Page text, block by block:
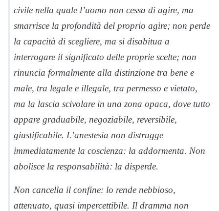
civile nella quale l’uomo non cessa di agire, ma
smarrisce la profondità del proprio agire; non perde
la capacità di scegliere, ma si disabitua a
interrogare il significato delle proprie scelte; non
rinuncia formalmente alla distinzione tra bene e
male, tra legale e illegale, tra permesso e vietato,
ma la lascia scivolare in una zona opaca, dove tutto
appare graduabile, negoziabile, reversibile,
giustificabile. L’anestesia non distrugge
immediatamente la coscienza: la addormenta. Non
abolisce la responsabilità: la disperde.
Non cancella il confine: lo rende nebbioso,
attenuato, quasi impercettibile. Il dramma non